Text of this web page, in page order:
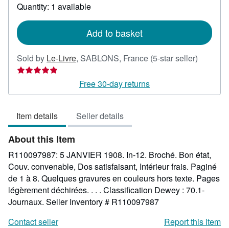
Quantity: 1 available
Add to basket
Sold by Le-Livre, SABLONS, France (5-star seller)
out
Free 30-day returns
Item details Seller details
About this Item
R110097987: 5 JANVIER 1908. In-12. Broché. Bon état,
Couv. convenable, Dos satisfaisant, Intérieur frais. Paginé
de 1 à 8. Quelques gravures en couleurs hors texte. Pages
légèrement déchirées. . . . Classification Dewey : 70.1-
Journaux. Seller Inventory # R110097987
Contact seller
Report this item